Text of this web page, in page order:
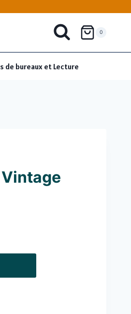
0
de bureaux et Lecture